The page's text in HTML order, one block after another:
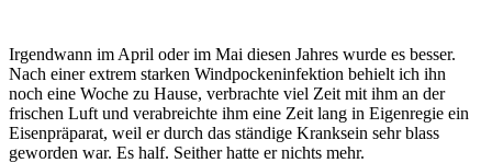
Irgendwann im April oder im Mai diesen Jahres wurde es besser.
Nach einer extrem starken Windpockeninfektion behielt ich ihn
noch eine Woche zu Hause, verbrachte viel Zeit mit ihm an der
frischen Luft und verabreichte ihm eine Zeit lang in Eigenregie ein
Eisenpräparat, weil er durch das ständige Kranksein sehr blass
geworden war. Es half. Seither hatte er nichts mehr.